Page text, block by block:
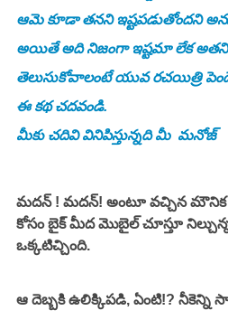
ఆమె కూడా తనని ఇష్టపడుతోందని
అయితే అది నిజంగా ఇష్టమా లేక అతని
తెలుసుకోవాలంటే యువ రచయిత్రి
ఈ కథ చదవండి.
మీకు చదివి వినిపిస్తున్నది మీ  మనోజ్
మదన్ ! మదన్! అంటూ వచ్చిన మౌనిక
కోసం బైక్ మీద మొబైల్ చూస్తూ
ఒక్కటిచ్చింది.
ఆ దెబ్బకి ఉలిక్కిపడి, ఏంటి!? నీకెన్ని